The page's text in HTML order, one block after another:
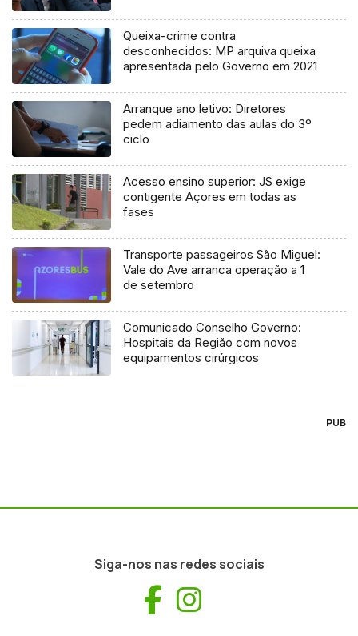
Queixa-crime contra
desconhecidos: MP arquiva queixa
apresentada pelo Governo em 2021
Arranque ano letivo: Diretores
pedem adiamento das aulas do 3º
ciclo
Acesso ensino superior: JS exige
contigente Açores em todas as
fases
Transporte passageiros São Miguel:
Vale do Ave arranca operação a 1
de setembro
Comunicado Conselho Governo:
Hospitais da Região com novos
equipamentos cirúrgicos
PUB
Siga-nos nas redes sociais
Facebook